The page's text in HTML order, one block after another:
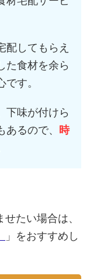
配してもらえ
た食材を余ら
す。
下味が付けら
るので、
時
たい場合は、
」をおすすめし